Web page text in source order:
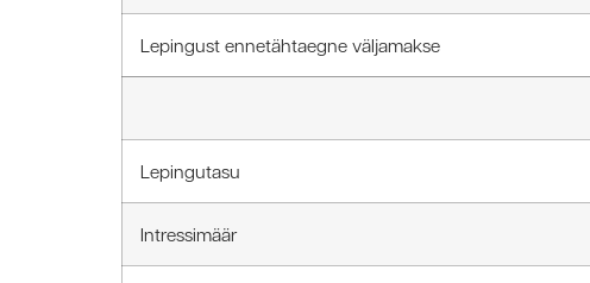
Lepingust ennetähtaegne väljamakse
Lepingutasu
Intressimäär